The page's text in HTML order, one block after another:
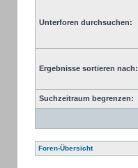
Unterforen durchsuchen:
Ergebnisse sortieren nach:
Suchzeitraum begrenzen:
Foren-Übersicht